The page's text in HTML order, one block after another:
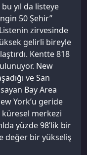
yıl da listeye
50 Şehir”
zirvesinde
gelirli bireyle
Kentte 818
New
ve San
Bay Area
York’u geride
merkezi
yüzde 98’lik bir
değer bir yükseliş